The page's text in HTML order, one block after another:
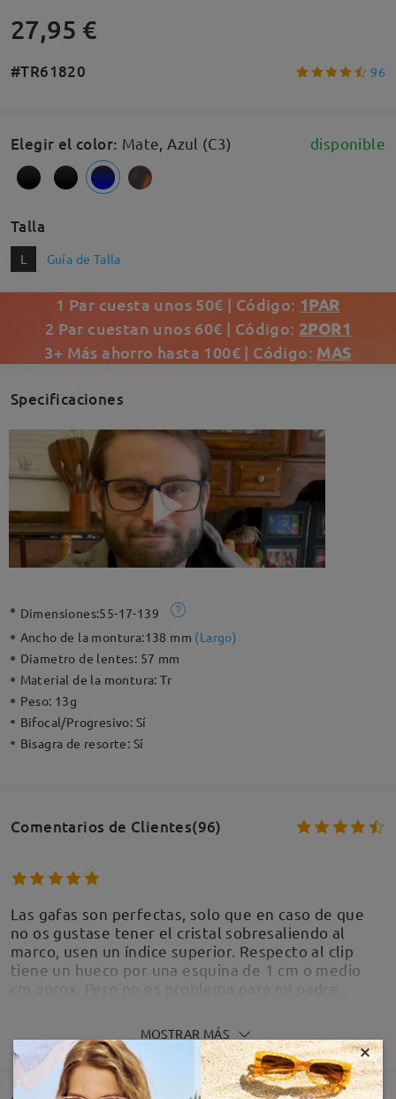
27,95 €
#TR61820 96
Elegir el color: Mate, Azul (C3) disponible
Talla
L Guía de Talla
1 Par cuesta unos 50€ | Código: 1PAR
2 Par cuestan unos 60€ | Código: 2POR1
3+ Más ahorro hasta 100€ | Código: MAS
Specificaciones
Dimensiones:55-17-139
Ancho de la montura:138 mm (Largo)
Diametro de lentes: 57 mm
Material de la montura:Tr
Peso: 13g
Bifocal/Progresivo: Sí
Bisagra de resorte: Sí
Comentarios de Clientes(96)
Las gafas son perfectas, solo que en caso de que
no os gustase tener el cristal sobresaliendo al
marco, usen un índice superior. Respecto al clip
tiene un hueco por una esquina de 1 cm o medio
MOSTRAR MÁS
×